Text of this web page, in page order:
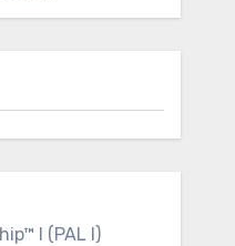
I (PAL I)